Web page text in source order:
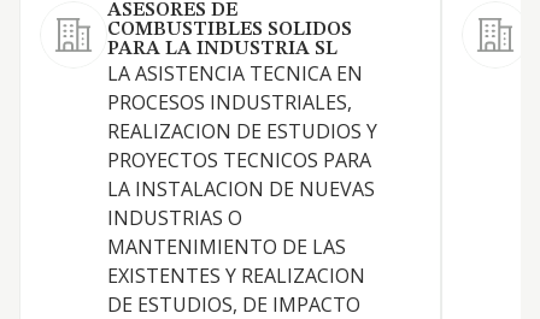
ASESORES DE
COMBUSTIBLES SOLIDOS
PARA LA INDUSTRIA SL
LA ASISTENCIA TECNICA EN
PROCESOS INDUSTRIALES,
REALIZACION DE ESTUDIOS Y
PROYECTOS TECNICOS PARA
LA INSTALACION DE NUEVAS
INDUSTRIAS O
MANTENIMIENTO DE LAS
EXISTENTES Y REALIZACION
DE ESTUDIOS, DE IMPACTO